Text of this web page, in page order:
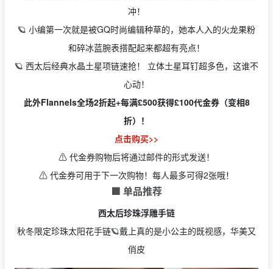
冲！
🪐 小编第一次就是被GQ时尚编辑种草的，她本人入的火龙果粉
和碎冰蓝腕表搭配起来都超有亮点！
🪐 西太后经典水晶土星项链速抢！ 立体土星耳钉超多色，这谁不
心动！
此外Flannels全场2折起+每满£500获得£100代金券（变相8
折）！
点击购买>>
⚠️ 代金券购物后将通过邮件的形式发送！
⚠️ 代金券可用于下一次购物！每人最多可得2张哦！
🟩 单品推荐
西太后珍珠浮雕手链
秋冬限定珍珠太阳花手链🪐戴上真的是小公主的既视感，华美又
俏皮